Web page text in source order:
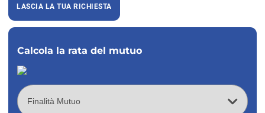
LASCIA LA TUA RICHIESTA
Calcola la rata del mutuo